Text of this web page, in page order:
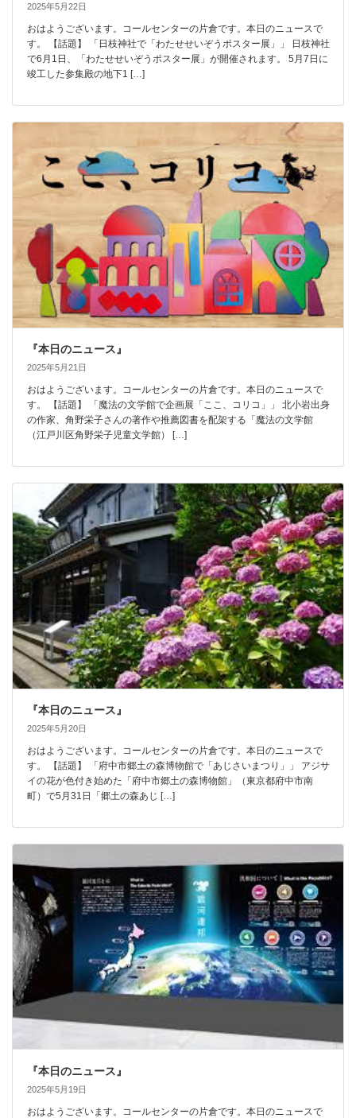
2025年5月22日
おはようございます。コールセンターの片倉です。本日のニュースで
す。 【話題】 「日枝神社で「わたせせいぞうポスター展」」 日枝神社
で6月1日、「わたせせいぞうポスター展」が開催されます。 5月7日に
竣工した参集殿の地下1 […]
『本日のニュース』
2025年5月21日
おはようございます。コールセンターの片倉です。本日のニュースで
す。 【話題】 「魔法の文学館で企画展「ここ、コリコ」」 北小岩出身
の作家、角野栄子さんの著作や推薦図書を配架する「魔法の文学館
（江戸川区角野栄子児童文学館） […]
『本日のニュース』
2025年5月20日
おはようございます。コールセンターの片倉です。本日のニュースで
す。 【話題】 「府中市郷土の森博物館で「あじさいまつり」」 アジサ
イの花が色付き始めた「府中市郷土の森博物館」（東京都府中市南
町）で5月31日「郷土の森あじ […]
『本日のニュース』
2025年5月19日
おはようございます。コールセンターの片倉です。本日のニュースで